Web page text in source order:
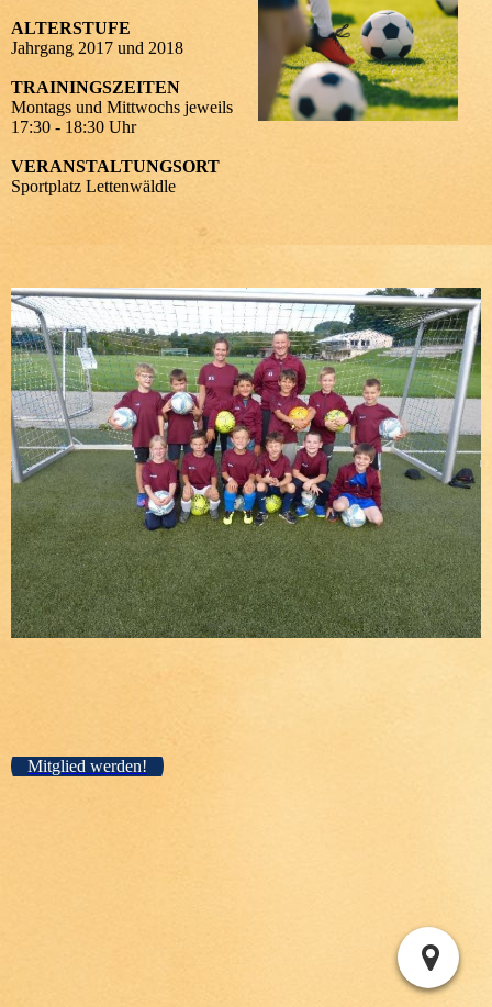
ALTERSTUFE
Jahrgang 2017 und 2018
TRAININGSZEITEN
Montags und Mittwochs jeweils
17:30 - 18:30 Uhr
VERANSTALTUNGSORT
Sportplatz Lettenwäldle
Mitglied werden!